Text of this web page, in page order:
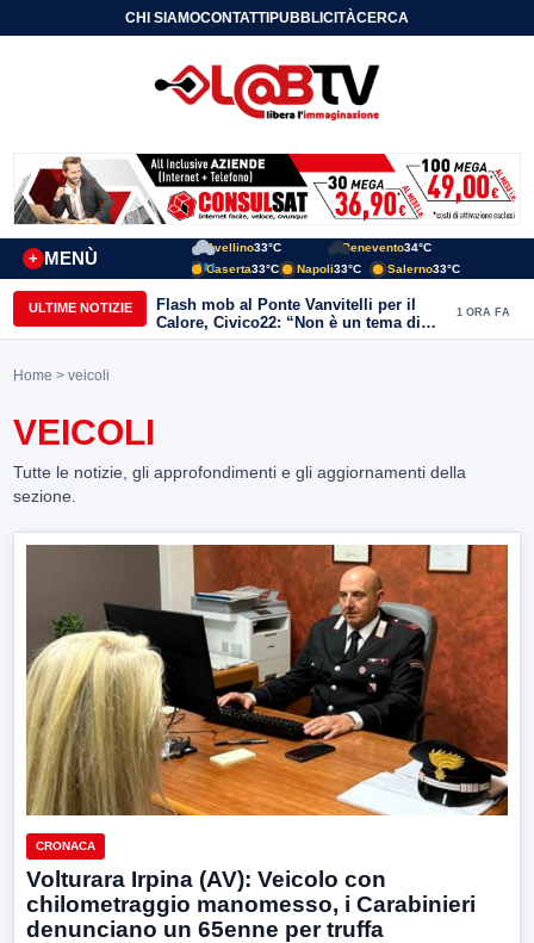
CHI SIAMOCONTATTIPUBBLICITÀCERCA
MENÙ
+
Avellino33°C Benevento34°C
Caserta33°C Napoli33°C Salerno33°C
ULTIME NOTIZIE
Flash mob al Ponte Vanvitelli per il
Calore, Civico22: “Non è un tema di
quartiere, riguarda tutta Benevento”
1 ORA FA
Home > veicoli
VEICOLI
Tutte le notizie, gli approfondimenti e gli aggiornamenti della
sezione.
CRONACA
Volturara Irpina (AV): Veicolo con
chilometraggio manomesso, i Carabinieri
denunciano un 65enne per truffa